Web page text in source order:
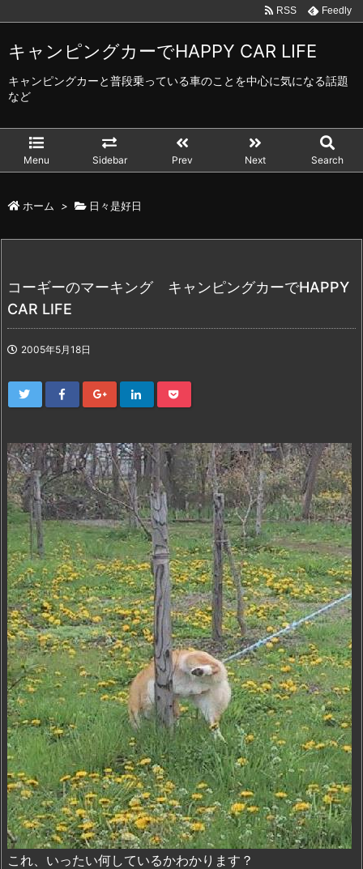
キャンピングカーでHAPPY CAR LIFE
キャンピングカーと普段乗っている車のことを中心に気になる話題
など
Menu Sidebar Prev Next Search
RSS Feedly
ホーム > 日々是好日
コーギーのマーキング キャンピングカーでHAPPY
CAR LIFE
2005年5月18日
これ、いったい何しているかわかります？